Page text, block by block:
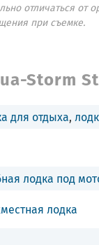
отличаться от
при съемке.
Storm
для отдыха,
лодка под
лодка